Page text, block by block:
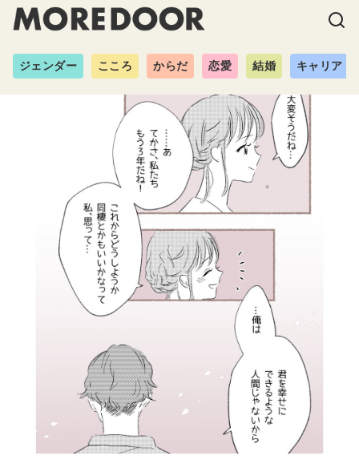
ジェンダー こころ からだ 恋愛 結婚 キャリア